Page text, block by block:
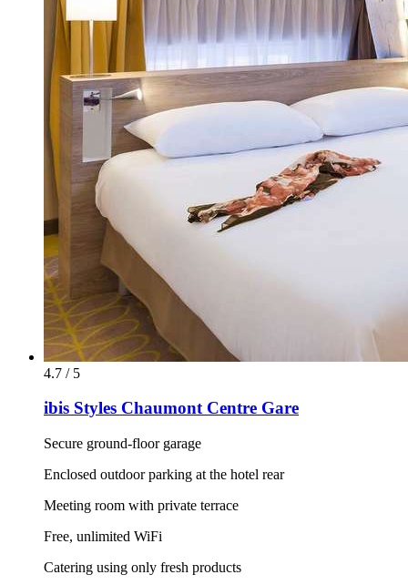
4.7 / 5
ibis Styles Chaumont Centre Gare
Secure ground-floor garage
Enclosed outdoor parking at the hotel rear
Meeting room with private terrace
Free, unlimited WiFi
Catering using only fresh products